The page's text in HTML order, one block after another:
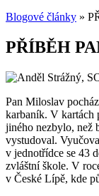
Blogové články »
PŘÍBĚH
Pan Miloslav
karbaník. V kartách
jiného nezbylo, než
vystudoval.
v jednotřídce se 43
zvláštní škole. V
v České Lípě, kde